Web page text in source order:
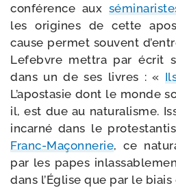
confé­rence aux
les ori­gines de cette
cause per­met sou­vent
Lefebvre met­tra par écrit
dans un de ses livres : «
L’apostasie dont le monde
il, est due au natu­ra­lisme.
incar­né dans le
Franc-​Maçonnerie, ce
par les papes
dans l’Église que par le